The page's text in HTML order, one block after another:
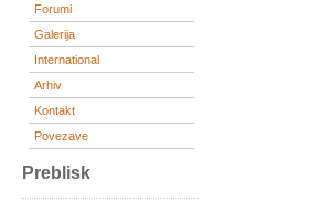
Forumi
Galerija
International
Arhiv
Kontakt
Povezave
Preblisk